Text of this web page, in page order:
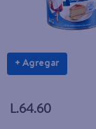
+ Agregar
L.64.60